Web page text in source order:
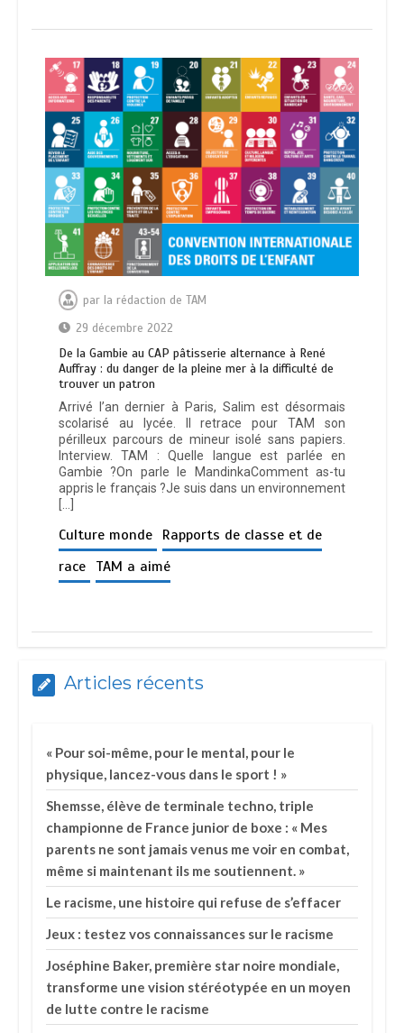
par la rédaction de TAM
29 décembre 2022
De la Gambie au CAP pâtisserie alternance à René
Auffray : du danger de la pleine mer à la difficulté de
trouver un patron
Arrivé l’an dernier à Paris, Salim est désormais
scolarisé au lycée. Il retrace pour TAM son
périlleux parcours de mineur isolé sans papiers.
Interview. TAM : Quelle langue est parlée en
Gambie ?On parle le MandinkaComment as-tu
appris le français ?Je suis dans un environnement
[…]
Culture monde Rapports de classe et de
race TAM a aimé
Articles récents
« Pour soi-même, pour le mental, pour le
physique, lancez-vous dans le sport ! »
Shemsse, élève de terminale techno, triple
championne de France junior de boxe : « Mes
parents ne sont jamais venus me voir en combat,
même si maintenant ils me soutiennent. »
Le racisme, une histoire qui refuse de s’effacer
Jeux : testez vos connaissances sur le racisme
Joséphine Baker, première star noire mondiale,
transforme une vision stéréotypée en un moyen
de lutte contre le racisme